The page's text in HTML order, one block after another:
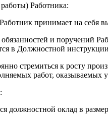
Работника:
Работник принимает на
и поручений
в Должностной
стремиться к росту
работ, оказываемых
должностной оклад в